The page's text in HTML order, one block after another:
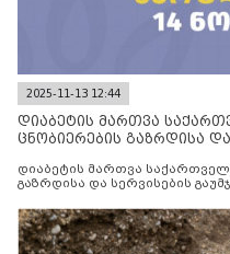
2025-11-13 12:44
დიაბეტის მართვა
ცნობიერების გაზრდისა
დიაბეტის მართვა
გაზრდისა და სერვისების